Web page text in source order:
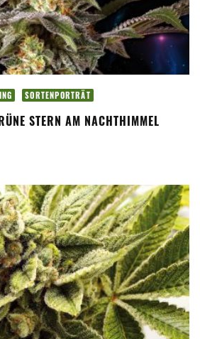
SORTENPORTRÄT
STERN AM NACHTHIMMEL